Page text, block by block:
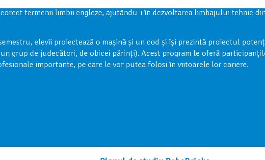
termenii limbii engleze, ajutându-i în dezvoltarea limbajului tehnic
elevii proiectează o mașină și un cod și își prezintă proiectul
grup de judecători, de obicei părinți). Acest program le oferă
importante, pe care le vor putea folosi în viitoarele lor cariere.